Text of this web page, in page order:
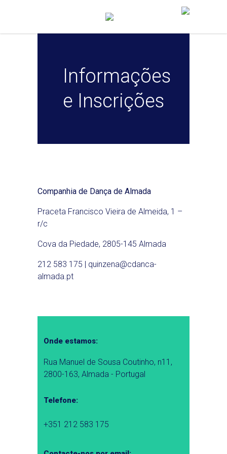
Informações
e Inscrições
Companhia de Dança de Almada
Praceta Francisco Vieira de Almeida, 1 –
r/c
Cova da Piedade, 2805-145 Almada
212 583 175 | quinzena@cdanca-
almada.pt
Onde estamos:
Rua Manuel de Sousa Coutinho, n11,
2800-163, Almada - Portugal
Telefone:
+351 212 583 175